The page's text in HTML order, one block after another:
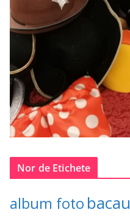
Nor de Etichete
album foto bacau